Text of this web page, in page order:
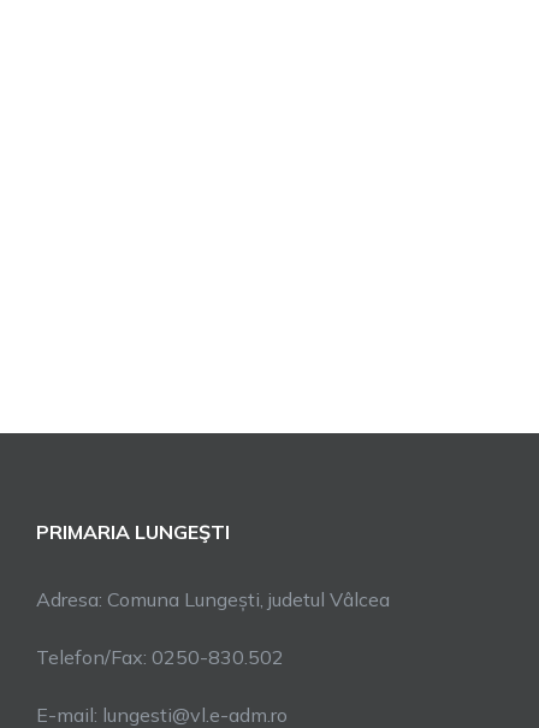
PRIMARIA LUNGEŞTI
Adresa: Comuna Lungești, judetul Vâlcea
Telefon/Fax: 0250-830.502
E-mail: lungesti@vl.e-adm.ro